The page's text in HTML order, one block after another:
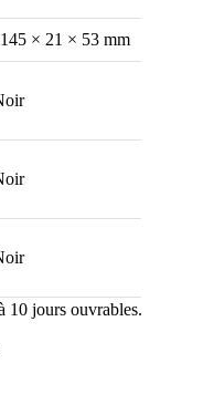
145 × 21 × 53 mm
10 jours ouvrables.